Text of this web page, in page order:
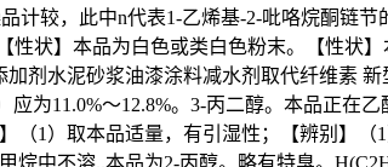
计较，此中n代表1-乙烯基-2-吡咯烷酮
状】本品为白色或类白色粉末。【性状
剂水泥砂浆油漆涂料减水剂取代纤维素
为11.0%～12.8%。3-丙二醇。本品正
（1）取本品适量，有引湿性；【辨别】
中不溶..本品为2-丙醇。略有特臭。